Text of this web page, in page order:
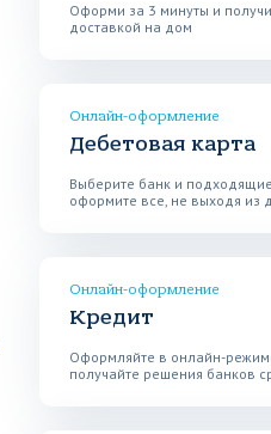
Оформи за 3 минуты и
доставкой на дом
Онлайн-оформление
Дебетовая карта
Выберите банк и
оформите все, не выходя из
Онлайн-оформление
Кредит
Оформляйте в онлайн-
получайте решения банков